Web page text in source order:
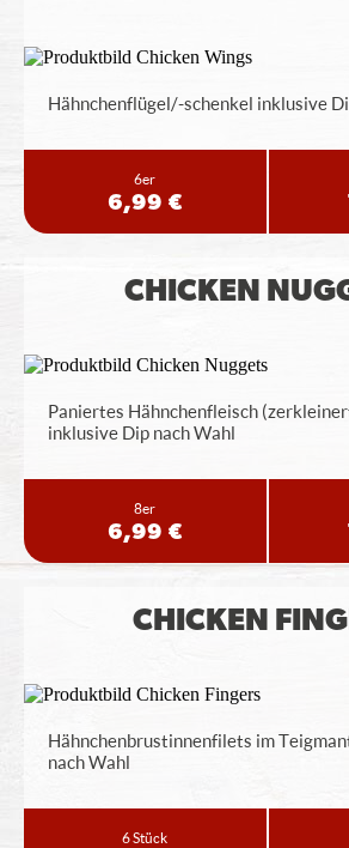
Hähnchenflügel/-schenkel inklusive
6er
6,99 €
CHICKEN
Paniertes Hähnchenfleisch
inklusive Dip nach Wahl
8er
6,99 €
CHICKEN
Hähnchenbrustinnenfilets im
nach Wahl
6 Stück